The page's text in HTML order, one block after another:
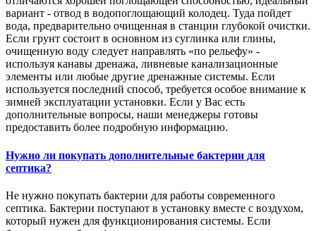
вариант - отвод в водопоглощающий колодец. Туда пойдет
вода, предварительно очищенная в станции глубокой очистки.
Если грунт состоит в основном из суглинка или глины,
очищенную воду следует направлять «по рельефу» -
используя канавы дренажа, ливневые канализационные
элементы или любые другие дренажные системы. Если
используется последний способ, требуется особое внимание к
зимней эксплуатации установки. Если у Вас есть
дополнительные вопросы, наши менеджеры готовы
предоставить более подробную информацию.
Нужно ли покупать дополнительные бактерии для
септика?
Не нужно покупать бактерии для работы современного
септика. Бактерии поступают в установку вместе с воздухом,
который нужен для функционирования системы. Если